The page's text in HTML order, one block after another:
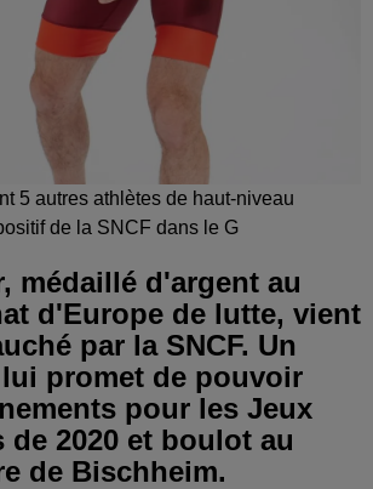
5 autres athlètes de haut-niveau
de la SNCF dans le G
médaillé d'argent au
d'Europe de lutte, vient
par la SNCF. Un
promet de pouvoir
pour les Jeux
2020 et boulot au
de Bischheim.